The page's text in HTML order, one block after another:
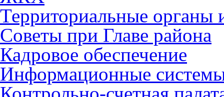
Территориальные органы
Советы при Главе района
Кадровое обеспечение
Информационные